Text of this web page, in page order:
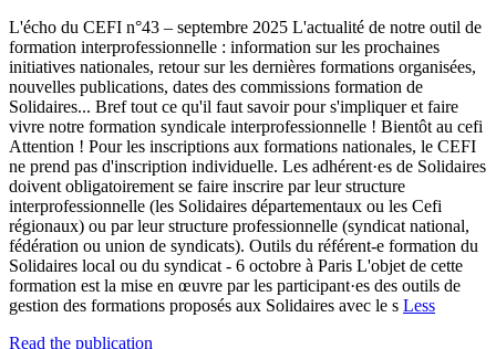
L'écho du CEFI n°43 – septembre 2025 L'actualité de notre outil de
formation interprofessionnelle : information sur les prochaines
initiatives nationales, retour sur les dernières formations organisées,
nouvelles publications, dates des commissions formation de
Solidaires... Bref tout ce qu'il faut savoir pour s'impliquer et faire
vivre notre formation syndicale interprofessionnelle ! Bientôt au cefi
Attention ! Pour les inscriptions aux formations nationales, le CEFI
ne prend pas d'inscription individuelle. Les adhérent·es de Solidaires
doivent obligatoirement se faire inscrire par leur structure
interprofessionnelle (les Solidaires départementaux ou les Cefi
régionaux) ou par leur structure professionnelle (syndicat national,
fédération ou union de syndicats). Outils du référent-e formation du
Solidaires local ou du syndicat - 6 octobre à Paris L'objet de cette
formation est la mise en œuvre par les participant·es des outils de
gestion des formations proposés aux Solidaires avec le s Less
Read the publication